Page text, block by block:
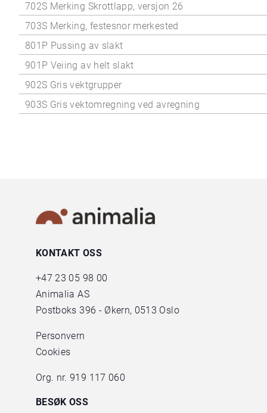
702S Merking Skrottlapp, versjon 26
703S Merking, festesnor merkested
801P Pussing av slakt
901P Veiing av helt slakt
902S Gris vektgrupper
903S Gris vektomregning ved avregning
KONTAKT OSS
+47 23 05 98 00
Animalia AS
Postboks 396 - Økern, 0513 Oslo
Personvern
Cookies
Org. nr. 919 117 060
BESØK OSS